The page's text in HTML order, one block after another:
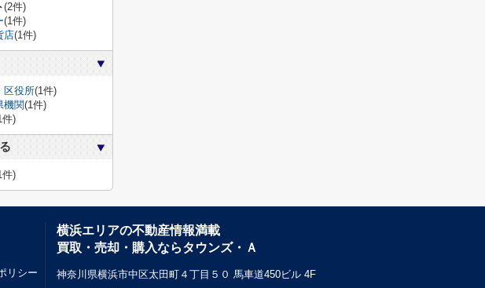
(2件)
(1件)
店(1件)
区役所(1件)
機関(1件)
件)
件)
リシー
横浜エリアの不動産情報満載
買取・売却・購入ならタウンズ・Ａ
神奈川県横浜市中区太田町４丁目５０ 馬車道450ビル 4F